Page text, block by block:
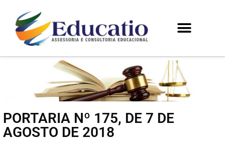
PORTARIA Nº 175, DE 7 DE
AGOSTO DE 2018